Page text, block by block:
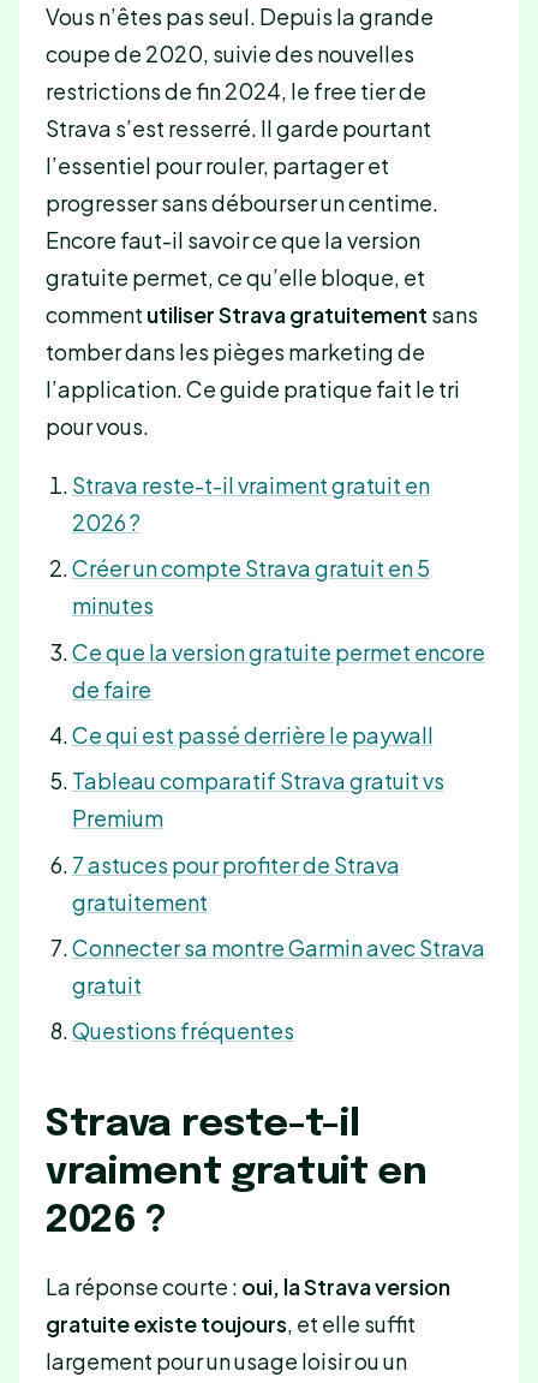
Vous n’êtes pas seul. Depuis la grande
coupe de 2020, suivie des nouvelles
restrictions de fin 2024, le free tier de
Strava s’est resserré. Il garde pourtant
l’essentiel pour rouler, partager et
progresser sans débourser un centime.
Encore faut-il savoir ce que la version
gratuite permet, ce qu’elle bloque, et
comment utiliser Strava gratuitement sans
tomber dans les pièges marketing de
l’application. Ce guide pratique fait le tri
pour vous.
Strava reste-t-il vraiment gratuit en
2026 ?
Créer un compte Strava gratuit en 5
minutes
Ce que la version gratuite permet encore
de faire
Ce qui est passé derrière le paywall
Tableau comparatif Strava gratuit vs
Premium
7 astuces pour profiter de Strava
gratuitement
Connecter sa montre Garmin avec Strava
gratuit
Questions fréquentes
Strava reste-t-il
vraiment gratuit en
2026 ?
La réponse courte : oui, la Strava version
gratuite existe toujours, et elle suffit
largement pour un usage loisir ou un